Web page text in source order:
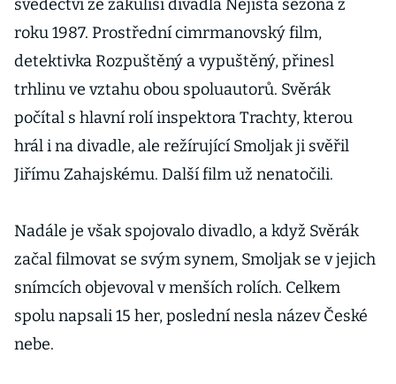
svědectví ze zákulisí divadla Nejistá sezóna z
roku 1987. Prostřední cimrmanovský film,
detektivka Rozpuštěný a vypuštěný, přinesl
trhlinu ve vztahu obou spoluautorů. Svěrák
počítal s hlavní rolí inspektora Trachty, kterou
hrál i na divadle, ale režírující Smoljak ji svěřil
Jiřímu Zahajskému. Další film už nenatočili.
Nadále je však spojovalo divadlo, a když Svěrák
začal filmovat se svým synem, Smoljak se v jejich
snímcích objevoval v menších rolích. Celkem
spolu napsali 15 her, poslední nesla název České
nebe.